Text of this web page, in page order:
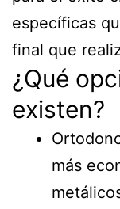
específicas
final que
¿Qué
existen?
más